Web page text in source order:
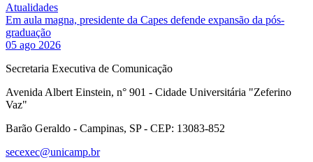
Atualidades
Em aula magna, presidente da Capes defende expansão da pós-
graduação
05 ago 2026
Secretaria Executiva de Comunicação
Avenida Albert Einstein, n° 901 - Cidade Universitária "Zeferino
Vaz"
Barão Geraldo - Campinas, SP - CEP: 13083-852
secexec@unicamp.br